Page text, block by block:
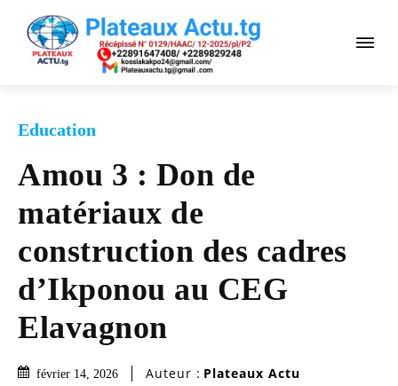
Education
Amou 3 : Don de
matériaux de
construction des cadres
d’Ikponou au CEG
Elavagnon
février 14, 2026 Auteur : Plateaux Actu